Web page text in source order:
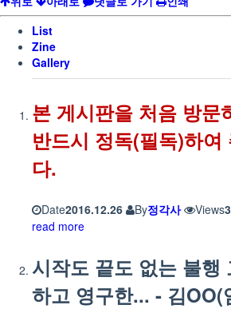
List
Zine
Gallery
본 게시판을 처음 방문
반드시 정독(필독)하여
다.
Date2016.12.26 By정각사 Views
read more
시작도 끝도 없는 불행
하고 영구한... - 김OO(